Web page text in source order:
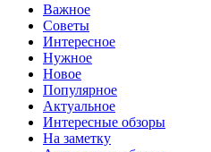
Важное
Советы
Интересное
Нужное
Новое
Популярное
Актуальное
Интересные обзоры
На заметку